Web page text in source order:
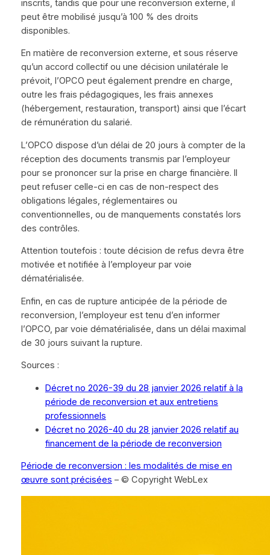
inscrits, tandis que pour une reconversion externe, il
peut être mobilisé jusqu’à 100 % des droits
disponibles.
En matière de reconversion externe, et sous réserve
qu’un accord collectif ou une décision unilatérale le
prévoit, l’OPCO peut également prendre en charge,
outre les frais pédagogiques, les frais annexes
(hébergement, restauration, transport) ainsi que l’écart
de rémunération du salarié.
L’OPCO dispose d’un délai de 20 jours à compter de la
réception des documents transmis par l’employeur
pour se prononcer sur la prise en charge financière. Il
peut refuser celle-ci en cas de non-respect des
obligations légales, réglementaires ou
conventionnelles, ou de manquements constatés lors
des contrôles.
Attention toutefois : toute décision de refus devra être
motivée et notifiée à l’employeur par voie
dématérialisée.
Enfin, en cas de rupture anticipée de la période de
reconversion, l’employeur est tenu d’en informer
l’OPCO, par voie dématérialisée, dans un délai maximal
de 30 jours suivant la rupture.
Sources :
Décret no 2026-39 du 28 janvier 2026 relatif à la
période de reconversion et aux entretiens
professionnels
Décret no 2026-40 du 28 janvier 2026 relatif au
financement de la période de reconversion
Période de reconversion : les modalités de mise en
œuvre sont précisées – © Copyright WebLex